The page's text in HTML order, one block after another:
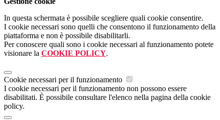
In questa schermata è possibile scegliere quali cookie consentire.
I cookie necessari sono quelli che consentono il funzionamento della
piattaforma e non è possibile disabilitarli.
Per conoscere quali sono i cookie necessari al funzionamento potete
visionare la COOKIE POLICY.
Cookie necessari per il funzionamento
I cookie necessari per il funzionamento non possono essere
disabilitati. È possibile consultare l'elenco nella pagina della cookie
policy.